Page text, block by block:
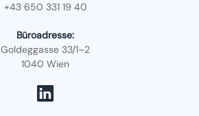
+43 650 331 19 40
Büroadresse:
Goldeggasse 33/1–2
1040 Wien